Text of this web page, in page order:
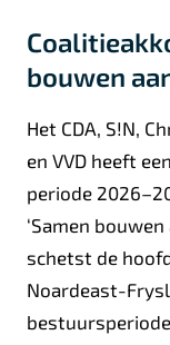
bouwen
Het CDA, S!N,
en VVD heeft
periode
‘Samen
schetst de
Noardeast-